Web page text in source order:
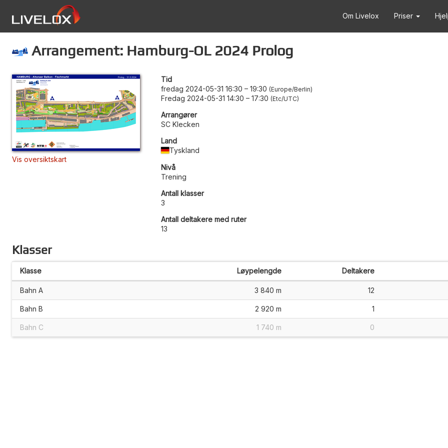
Om Livelox Priser
Arrangement: Hamburg-OL 2024 Prolog
Vis oversiktskart
Tid
fredag 2024-05-31 16:30 – 19:30 Europe/Berlin
Fredag 2024-05-31 14:30 – 17:30 Etc/UTC
Arrangører
SC Klecken
Land
Tyskland
Nivå
Trening
Antall klasser
3
Antall deltakere med ruter
13
Klasser
Klasse Løypelengde Deltakere
Bahn A 3 840 m 12
Bahn B 2 920 m 1
Bahn C 1 740 m 0